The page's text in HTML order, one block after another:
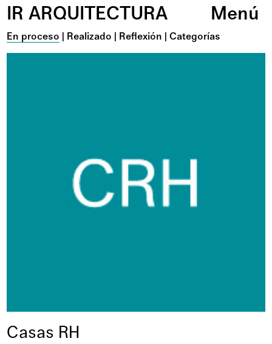
IR ARQUITECTURA Menú
En proceso | Realizado | Reflexión | Categorías
Casas RH